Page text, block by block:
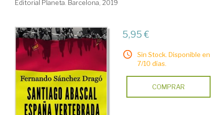
Editorial Planeta. Barcelona, 2019
5,95 €
Sin Stock. Disponible en
7/10 días.
COMPRAR